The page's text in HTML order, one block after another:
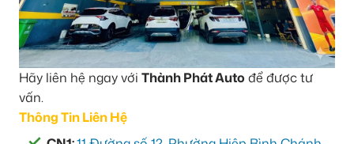
Hãy liên hệ ngay với Thành Phát Auto để được tư
vấn.
Thông Tin Liên Hệ